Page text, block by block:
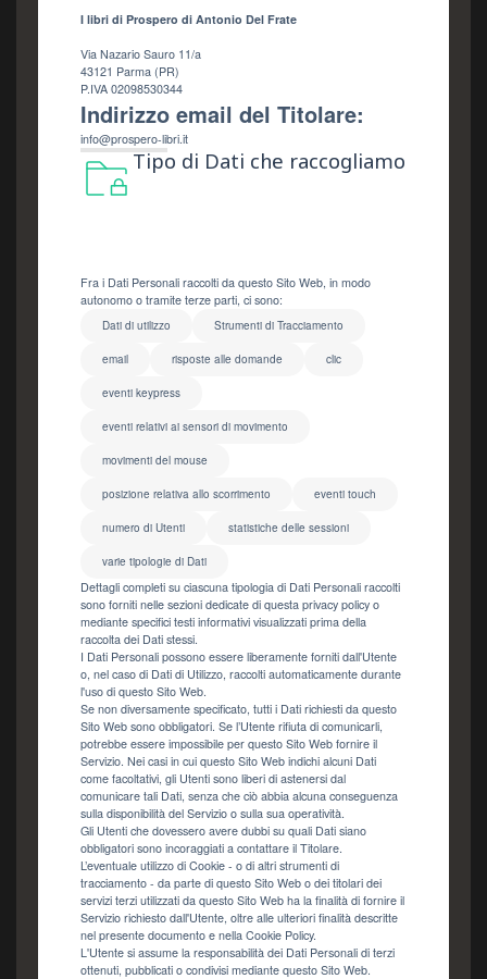
I libri di Prospero di Antonio Del Frate
Via Nazario Sauro 11/a
43121 Parma (PR)
P.IVA 02098530344
Indirizzo email del Titolare:
info@prospero-libri.it
Tipo di Dati che raccogliamo
Fra i Dati Personali raccolti da questo Sito Web, in modo
autonomo o tramite terze parti, ci sono:
Dati di utilizzo Strumenti di Tracciamento
email risposte alle domande clic
eventi keypress
eventi relativi ai sensori di movimento
movimenti del mouse
posizione relativa allo scorrimento eventi touch
numero di Utenti statistiche delle sessioni
varie tipologie di Dati
Dettagli completi su ciascuna tipologia di Dati Personali raccolti
sono forniti nelle sezioni dedicate di questa privacy policy o
mediante specifici testi informativi visualizzati prima della
raccolta dei Dati stessi.
I Dati Personali possono essere liberamente forniti dall'Utente
o, nel caso di Dati di Utilizzo, raccolti automaticamente durante
l'uso di questo Sito Web.
Se non diversamente specificato, tutti i Dati richiesti da questo
Sito Web sono obbligatori. Se l’Utente rifiuta di comunicarli,
potrebbe essere impossibile per questo Sito Web fornire il
Servizio. Nei casi in cui questo Sito Web indichi alcuni Dati
come facoltativi, gli Utenti sono liberi di astenersi dal
comunicare tali Dati, senza che ciò abbia alcuna conseguenza
sulla disponibilità del Servizio o sulla sua operatività.
Gli Utenti che dovessero avere dubbi su quali Dati siano
obbligatori sono incoraggiati a contattare il Titolare.
L’eventuale utilizzo di Cookie - o di altri strumenti di
tracciamento - da parte di questo Sito Web o dei titolari dei
servizi terzi utilizzati da questo Sito Web ha la finalità di fornire il
Servizio richiesto dall'Utente, oltre alle ulteriori finalità descritte
nel presente documento e nella Cookie Policy.
L'Utente si assume la responsabilità dei Dati Personali di terzi
ottenuti, pubblicati o condivisi mediante questo Sito Web.